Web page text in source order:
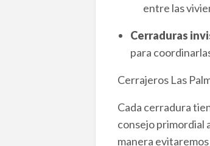
entre las
Cerraduras
para
Cerrajeros Las
Cada cerradura
consejo primordial
manera